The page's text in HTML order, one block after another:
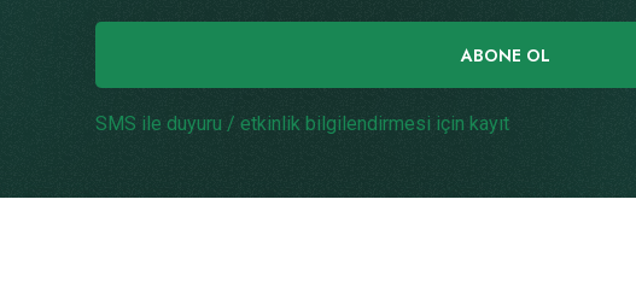
ABONE OL
SMS ile duyuru / etkinlik bilgilendirmesi için kayıt